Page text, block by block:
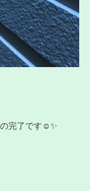
完了です☺️✨